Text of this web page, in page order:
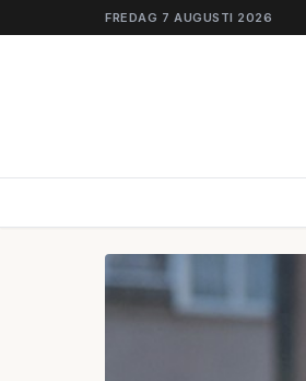
FREDAG 7 AUGUSTI 2026